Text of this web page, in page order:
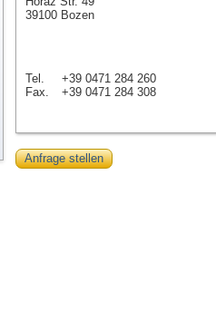
39100 Bozen
Tel.
+39 0471 284 260
Fax.
+39 0471 284 308
Anfrage stellen